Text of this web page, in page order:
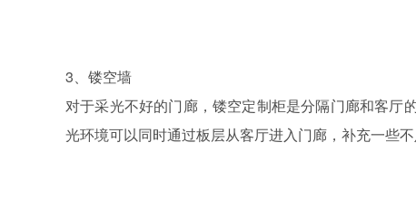
3、镂空墙
对于采光不好的门廊，镂空定制柜是分隔门廊和客厅
光环境可以同时通过板层从客厅进入门廊，补充一些不